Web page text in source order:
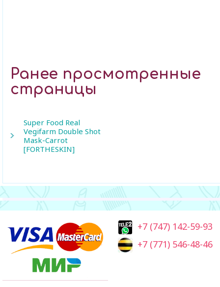
Ранее просмотренные
страницы
Super Food Real
Vegifarm Double Shot
Mask-Carrot
[FORTHESKIN]
+7 (747) 142-59-93
+7 (771) 546-48-46